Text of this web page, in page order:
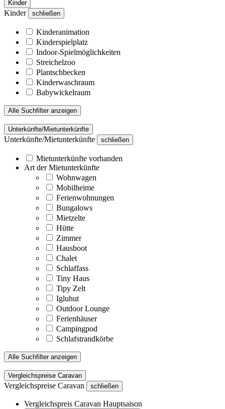
Kinder
Kinder schließen
Kinderanimation
Kinderspielplatz
Indoor-Spielmöglichkeiten
Streichelzoo
Plantschbecken
Kinderwaschraum
Babywickelraum
Alle Suchfilter anzeigen
Unterkünfte/Mietunterkünfte
Unterkünfte/Mietunterkünfte schließen
Mietunterkünfte vorhanden
Art der Mietunterkünfte
Wohnwagen
Mobilheime
Ferienwohnungen
Bungalows
Mietzelte
Hütte
Zimmer
Hausboot
Chalet
Schlaffass
Tiny Haus
Tipy Zelt
Igluhut
Outdoor Lounge
Ferienhäuser
Campingpod
Schlafstrandkörbe
Alle Suchfilter anzeigen
Vergleichspreise Caravan
Vergleichspreise Caravan schließen
Vergleichspreis Caravan Hauptsaison